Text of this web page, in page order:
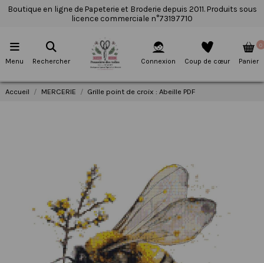
Boutique en ligne de Papeterie et Broderie depuis 2011. Produits sous
licence commerciale n°73197710
Menu Rechercher Connexion Coup de cœur
0
Panier
Accueil MERCERIE Grille point de croix : Abeille PDF